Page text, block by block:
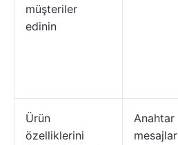
müşteriler
edinin
Ürün
özelliklerini
Anahtar
mesajlar